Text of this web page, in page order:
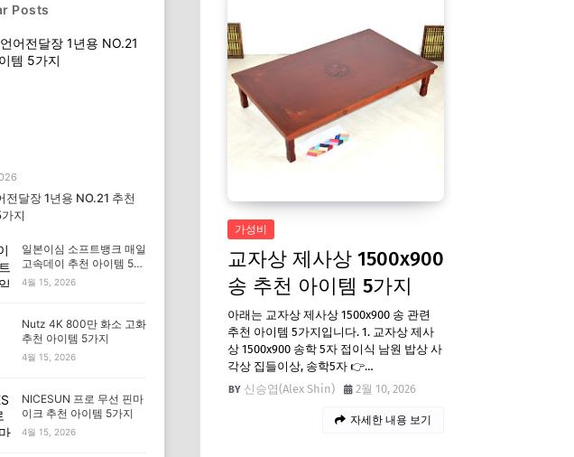
가성비
교자상 제사상 1500x900
송 추천 아이템 5가지
아래는 교자상 제사상 1500x900 송 관련
추천 아이템 5가지입니다. 1. 교자상 제사
상 1500x900 송학 5자 접이식 남원 밥상 사
각상 집들이상, 송학5자 👉…
신승엽(Alex Shin)
2월 10, 2026
자세한 내용 보기
Posts
전달장 1년용 NO.21 추천
지
일본이심 소프트뱅크 매일
고속데이 추천 아이템 5가
지
4월 15, 2026
Nutz 4K 800만 화소 고화
추천 아이템 5가지
4월 15, 2026
NICESUN 프로 무선 핀마
이크 추천 아이템 5가지
4월 15, 2026